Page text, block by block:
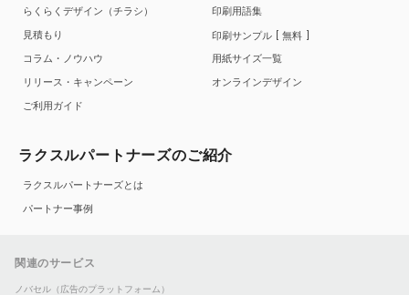
らくらくデザイン（チラシ）
見積もり
コラム・ノウハウ
リリース・キャンペーン
ご利用ガイド
印刷用語集
印刷サンプル
無料
用紙サイズ一覧
オンラインデザイン
ラクスルパートナーズのご紹介
ラクスルパートナーズとは
パートナー事例
関連のサービス
ノバセル（広告のプラットフォーム）